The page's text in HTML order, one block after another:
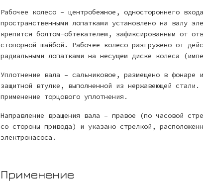
Рабочее колесо – центробежное, одностороннего
пространственными лопатками установлено на валу
крепится болтом-обтекателем, зафиксированным от
стопорной шайбой. Рабочее колесо разгружено от
радиальными лопатками на несущем диске колеса
Уплотнение вала – сальниковое, размещено в фонаре
защитной втулке, выполненной из нержавеющей стали.
применение торцового уплотнения.
Направление вращения вала – правое (по часовой
со стороны привода) и указано стрелкой,
электронасоса.
Применение